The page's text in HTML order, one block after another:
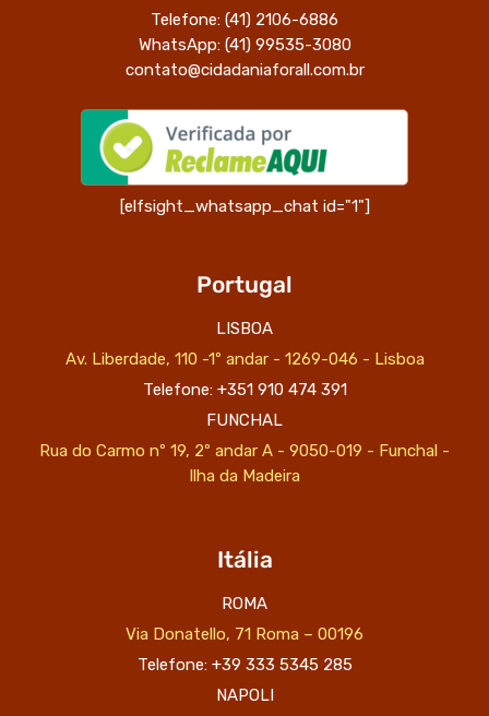
Telefone: (41) 2106-6886
WhatsApp: (41) 99535-3080
contato@cidadaniaforall.com.br
[elfsight_whatsapp_chat id="1"]
Portugal
LISBOA
Av. Liberdade, 110 -1º andar - 1269-046 - Lisboa
Telefone: +351 910 474 391
FUNCHAL
Rua do Carmo nº 19, 2º andar A - 9050-019 - Funchal -
Ilha da Madeira
Itália
ROMA
Via Donatello, 71 Roma – 00196
Telefone: +39 333 5345 285
NAPOLI